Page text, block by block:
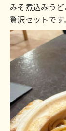
みそ煮込みう
贅沢セットです。